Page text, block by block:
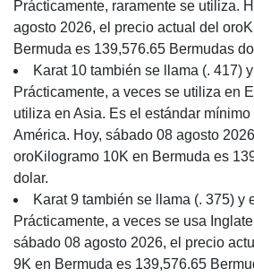
Prácticamente, raramente se utiliza.
agosto 2026, el precio actual del
Bermuda es 139,576.65 Bermudas
Karat 10 también se llama (. 417)
Prácticamente, a veces se utiliza en
utiliza en Asia. Es el estándar
América. Hoy, sábado 08 agosto
oroKilogramo 10K en Bermuda es
dolar.
Karat 9 también se llama (. 375) y
Prácticamente, a veces se usa
sábado 08 agosto 2026, el precio
9K en Bermuda es 139,576.65